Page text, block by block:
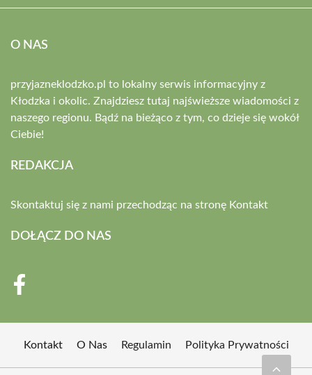
O NAS
przyjazneklodzko.pl to lokalny serwis informacyjny z
Kłodzka i okolic. Znajdziesz tutaj najświeższe wiadomości z
naszego regionu. Bądź na bieżąco z tym, co dzieje się wokół
Ciebie!
REDAKCJA
Skontaktuj się z nami przechodząc na stronę Kontakt
DOŁĄCZ DO NAS
Kontakt O Nas Regulamin Polityka Prywatności